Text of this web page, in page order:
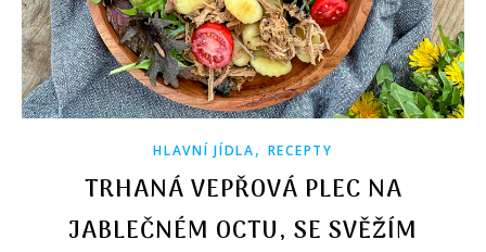
HLAVNÍ JÍDLA, RECEPTY
TRHANÁ VEPŘOVÁ PLEC NA
JABLEČNÉM OCTU, SE SVĚŽÍM